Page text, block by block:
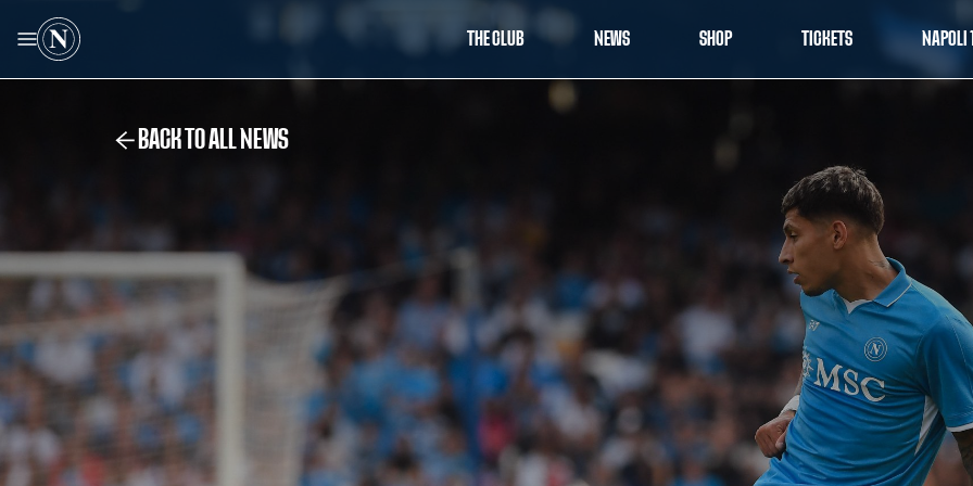
THE CLUB NEWS SHOP TICKETS NAPOLI
BACK TO ALL NEWS